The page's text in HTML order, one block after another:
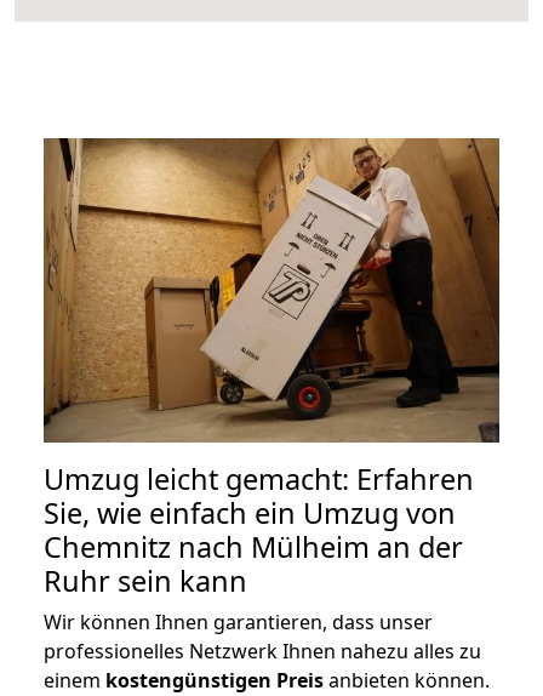
Umzug leicht gemacht: Erfahren
Sie, wie einfach ein Umzug von
Chemnitz nach Mülheim an der
Ruhr sein kann
Wir können Ihnen garantieren, dass unser
professionelles Netzwerk Ihnen nahezu alles zu
einem kostengünstigen Preisanbieten können.